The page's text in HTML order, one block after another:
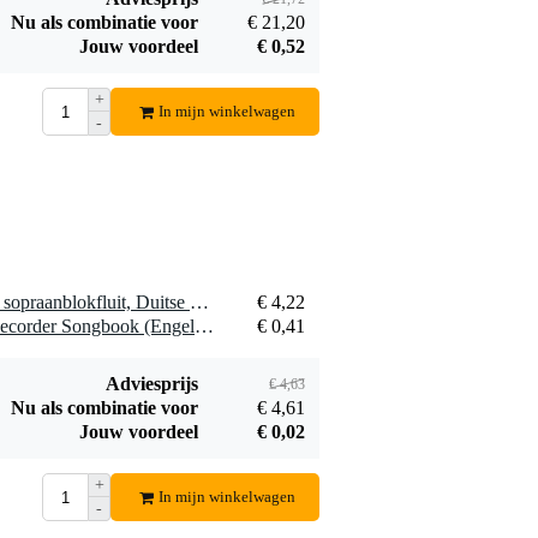
De Toorts
Nu als combinatie voor
€ 21,20
Jouw voordeel
€ 0,52
+
-
In mijn winkelwagen
1 x Stagg REC-GER/TGR sopraanblokfluit, Duitse boring, groen
€ 4,22
1 x Voggenreiter Voggys Recorder Songbook (Engelstalig)
€ 0,41
Adviesprijs € 4,63
Nu als combinatie voor
€ 4,61
Jouw voordeel
€ 0,02
+
-
In mijn winkelwagen